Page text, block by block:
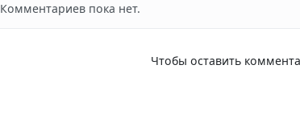
Комментариев пока нет.
Чтобы оставить